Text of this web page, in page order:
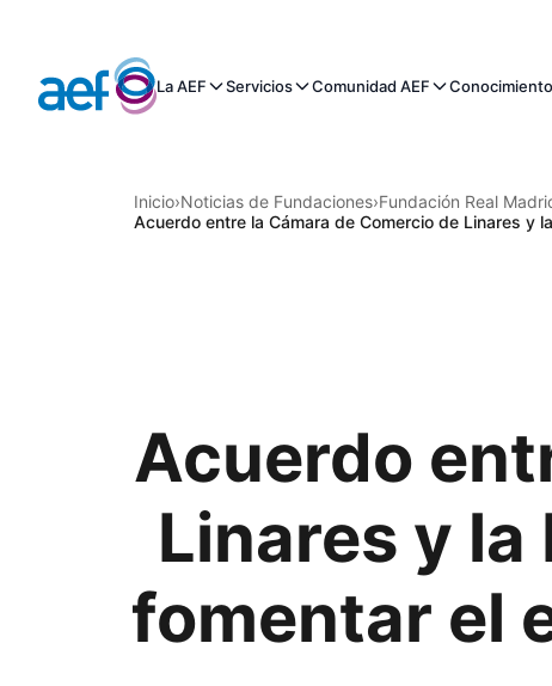
La AEF Servicios Comunidad AEF Conocimiento
Inicio›Noticias de Fundaciones›Fundación Real
Acuerdo entre la Cámara de Comercio de Linares y
Acuerdo
Linares y la
fomentar el